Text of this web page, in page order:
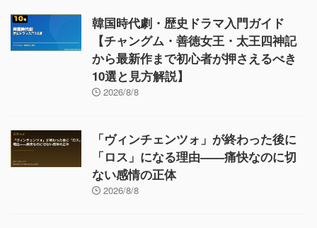
韓国時代劇・歴史ドラマ入門ガイド
【チャングム・善徳女王・太王四神記
から最新作まで初心者が押さえるべき
10選と見方解説】
2026/8/8
「ヴィンチェンツォ」が終わった後に
「ロス」になる理由——痛快なのに切
ない感情の正体
2026/8/8